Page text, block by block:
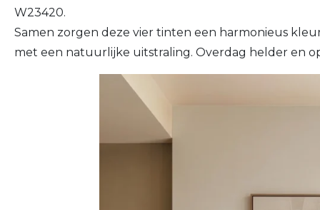
W23420.
Samen zorgen deze vier tinten een harmonieus
met een natuurlijke uitstraling. Overdag helder en